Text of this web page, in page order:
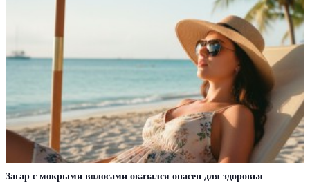
Загар с мокрыми волосами оказался опасен для здоровья